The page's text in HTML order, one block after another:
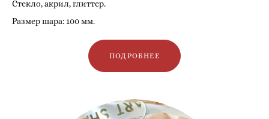
Стекло, акрил, глиттер.
Размер шара: 100 мм.
ПОДРОБНЕЕ